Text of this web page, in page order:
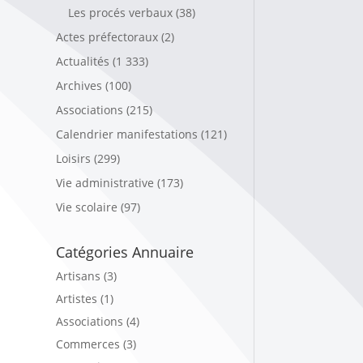
Les procés verbaux(38)
Actes préfectoraux(2)
Actualités (1 333)
Archives (100)
Associations (215)
Calendrier manifestations (121)
Loisirs (299)
Vie administrative (173)
Vie scolaire (97)
Catégories Annuaire
Artisans (3)
Artistes (1)
Associations (4)
Commerces (3)